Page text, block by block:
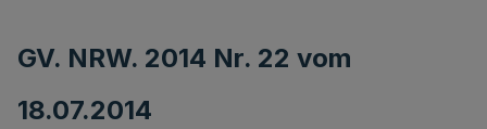
GV. NRW. 2014 Nr. 22 vom
18.07.2014